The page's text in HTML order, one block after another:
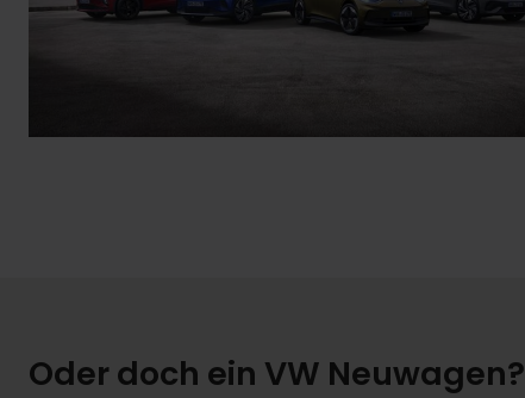
Oder doch ein VW Neuwagen?